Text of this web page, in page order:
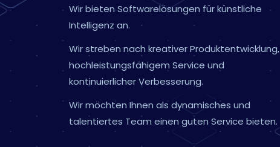
Wir bieten Softwarelösungen für künstliche
Intelligenz an.
Wir streben nach kreativer Produktentwicklung,
hochleistungsfähigem Service und
kontinuierlicher Verbesserung.
Wir möchten Ihnen als dynamisches und
talentiertes Team einen guten Service bieten.